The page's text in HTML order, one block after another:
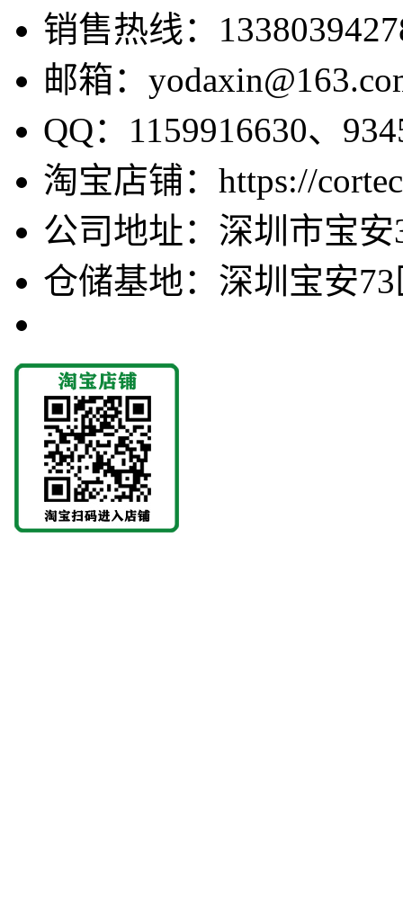
销售热线：
邮箱：
QQ：1159916630、
淘宝店铺：https://
公司地址：深圳市宝
仓储基地：深圳宝安